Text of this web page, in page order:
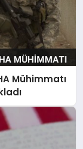
Mühimmatı